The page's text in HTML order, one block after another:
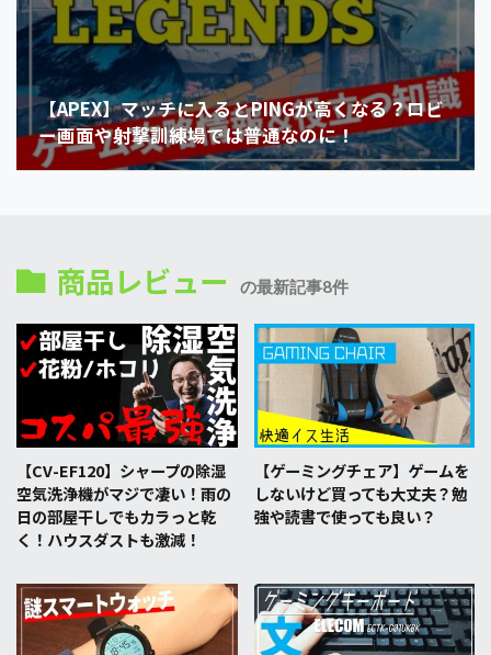
【APEX】マッチに入るとPINGが高くなる？ロビ
ー画面や射撃訓練場では普通なのに！
商品レビュー の最新記事8件
【CV-EF120】シャープの除湿
空気洗浄機がマジで凄い！雨の
日の部屋干しでもカラっと乾
く！ハウスダストも激減！
【ゲーミングチェア】ゲームを
しないけど買っても大丈夫？勉
強や読書で使っても良い？